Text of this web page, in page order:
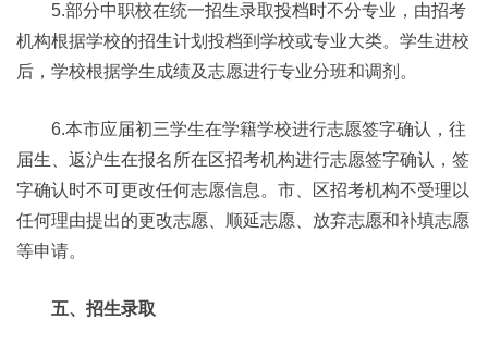
5.部分中职校在统一招生录取投档时不分专业，由招考
机构根据学校的招生计划投档到学校或专业大类。学生进校
后，学校根据学生成绩及志愿进行专业分班和调剂。
6.本市应届初三学生在学籍学校进行志愿签字确认，往
届生、返沪生在报名所在区招考机构进行志愿签字确认，签
字确认时不可更改任何志愿信息。市、区招考机构不受理以
任何理由提出的更改志愿、顺延志愿、放弃志愿和补填志愿
等申请。
五、招生录取